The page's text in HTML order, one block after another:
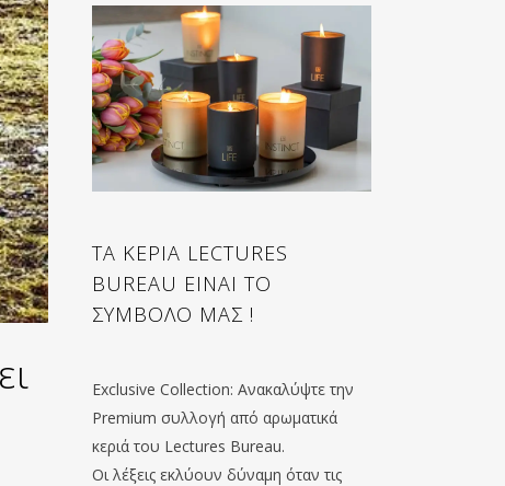
ΤΑ ΚΕΡΙΑ LECTURES
BUREAU ΕΙΝΑΙ ΤΟ
ΣΥΜΒΟΛΟ ΜΑΣ !
Exclusive Collection: Ανακαλύψτε την
Premium συλλογή από αρωματικά
κεριά του Lectures Bureau.
Οι λέξεις εκλύουν δύναμη όταν τις